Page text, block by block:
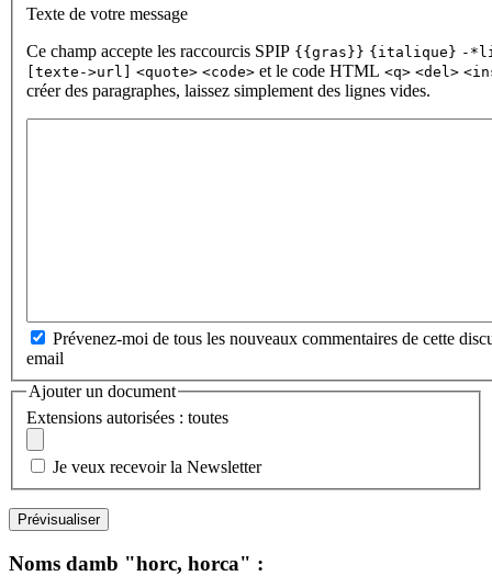
Texte de votre message
Ce champ accepte les raccourcis SPIP {{gras}} {italique} -
[texte->url]
<quote> <code> et le code HTML <q> <del>
créer des paragraphes, laissez simplement des lignes vides.
Prévenez-moi de tous les nouveaux commentaires de cette
email
Ajouter un document
Extensions autorisées : toutes
Je veux recevoir la Newsletter
Noms damb "horc, horca" :